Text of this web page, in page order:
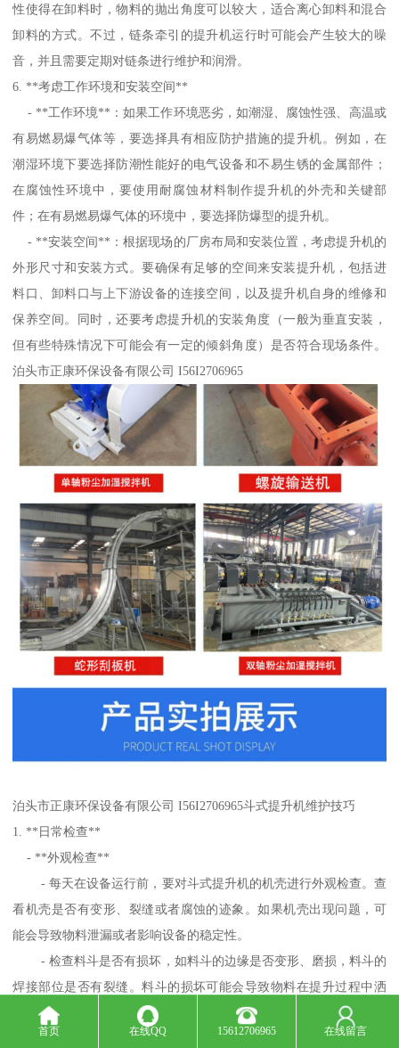
性使得在卸料时，物料的抛出角度可以较大，适合离心卸料和混合
卸料的方式。不过，链条牵引的提升机运行时可能会产生较大的噪
音，并且需要定期对链条进行维护和润滑。
6. **考虑工作环境和安装空间**
- **工作环境**：如果工作环境恶劣，如潮湿、腐蚀性强、高温或
有易燃易爆气体等，要选择具有相应防护措施的提升机。例如，在
潮湿环境下要选择防潮性能好的电气设备和不易生锈的金属部件；
在腐蚀性环境中，要使用耐腐蚀材料制作提升机的外壳和关键部
件；在有易燃易爆气体的环境中，要选择防爆型的提升机。
- **安装空间**：根据现场的厂房布局和安装位置，考虑提升机的
外形尺寸和安装方式。要确保有足够的空间来安装提升机，包括进
料口、卸料口与上下游设备的连接空间，以及提升机自身的维修和
保养空间。同时，还要考虑提升机的安装角度（一般为垂直安装，
但有些特殊情况下可能会有一定的倾斜角度）是否符合现场条件。
泊头市正康环保设备有限公司 I56I2706965
泊头市正康环保设备有限公司 I56I2706965斗式提升机维护技巧
1. **日常检查**
- **外观检查**
- 每天在设备运行前，要对斗式提升机的机壳进行外观检查。查
看机壳是否有变形、裂缝或者腐蚀的迹象。如果机壳出现问题，可
能会导致物料泄漏或者影响设备的稳定性。
- 检查料斗是否有损坏，如料斗的边缘是否变形、磨损，料斗的
焊接部位是否有裂缝。料斗的损坏可能会导致物料在提升过程中洒
落，降低输送效率。
- 检查牵引构件（胶带或链条）的外观。对于胶带，要看是否有
首页 在线QQ 15612706965 在线留言